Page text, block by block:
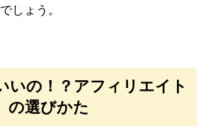
しょう。
いの！？アフィリエイト
の選びかた